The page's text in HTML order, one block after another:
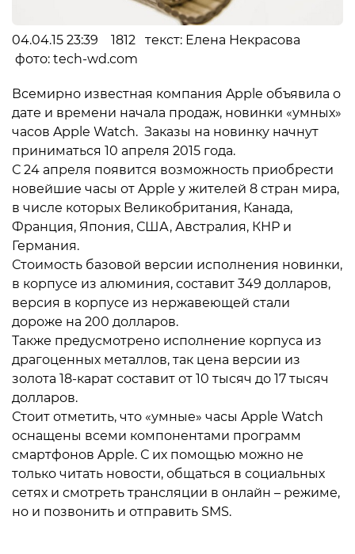
04.04.15 23:39 1812 текст: Елена Некрасова
фото: tech-wd.com
Всемирно известная компания Apple объявила о
дате и времени начала продаж, новинки «умных»
часов Apple Watch. Заказы на новинку начнут
приниматься 10 апреля 2015 года.
С 24 апреля появится возможность приобрести
новейшие часы от Apple у жителей 8 стран мира,
в числе которых Великобритания, Канада,
Франция, Япония, США, Австралия, КНР и
Германия.
Стоимость базовой версии исполнения новинки,
в корпусе из алюминия, составит 349 долларов,
версия в корпусе из нержавеющей стали
дороже на 200 долларов.
Также предусмотрено исполнение корпуса из
драгоценных металлов, так цена версии из
золота 18-карат составит от 10 тысяч до 17 тысяч
долларов.
Стоит отметить, что «умные» часы Apple Watch
оснащены всеми компонентами программ
смартфонов Apple. С их помощью можно не
только читать новости, общаться в социальных
сетях и смотреть трансляции в онлайн – режиме,
но и позвонить и отправить SMS.